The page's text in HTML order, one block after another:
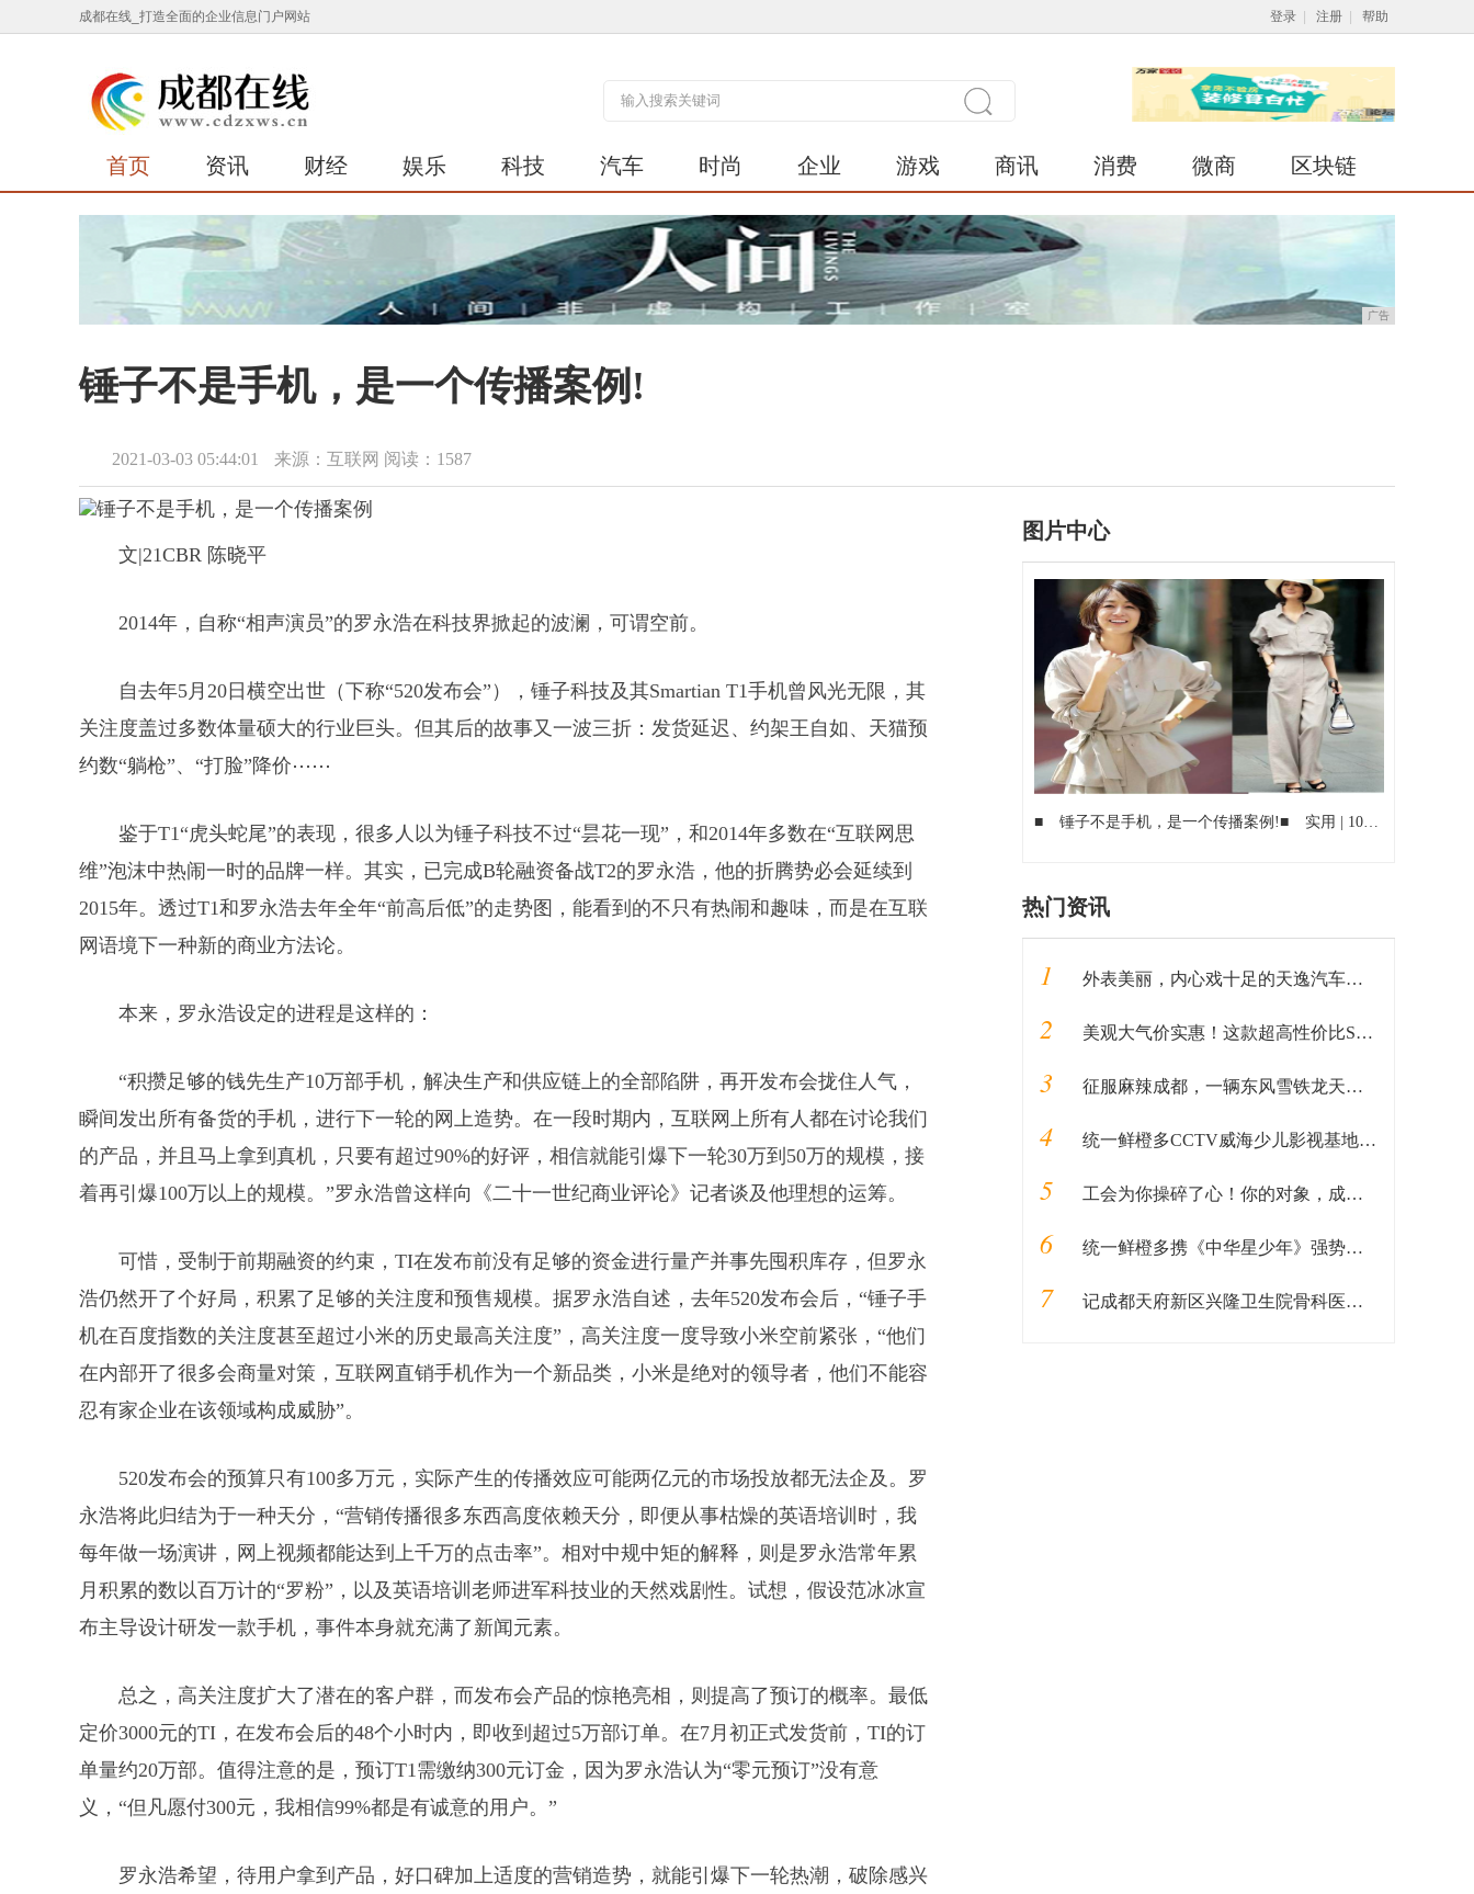
成都在线_打造全面的企业信息门户网站 登录 注册 帮助
首页 资讯 财经 娱乐 科技 汽车 时尚 企业 游戏 商讯 消费 微商 区块链
广告
锤子不是手机，是一个传播案例!
2021-03-03 05:44:01 来源：互联网 阅读：1587
文|21CBR 陈晓平
2014年，自称“相声演员”的罗永浩在科技界掀起的波澜，可谓空前。
自去年5月20日横空出世（下称“520发布会”），锤子科技及其Smartian T1手机曾风光无限，其
关注度盖过多数体量硕大的行业巨头。但其后的故事又一波三折：发货延迟、约架王自如、天猫预
约数“躺枪”、“打脸”降价⋯⋯
鉴于T1“虎头蛇尾”的表现，很多人以为锤子科技不过“昙花一现”，和2014年多数在“互联网思
维”泡沫中热闹一时的品牌一样。其实，已完成B轮融资备战T2的罗永浩，他的折腾势必会延续到
2015年。透过T1和罗永浩去年全年“前高后低”的走势图，能看到的不只有热闹和趣味，而是在互联
网语境下一种新的商业方法论。
本来，罗永浩设定的进程是这样的：
“积攒足够的钱先生产10万部手机，解决生产和供应链上的全部陷阱，再开发布会拢住人气，
瞬间发出所有备货的手机，进行下一轮的网上造势。在一段时期内，互联网上所有人都在讨论我们
的产品，并且马上拿到真机，只要有超过90%的好评，相信就能引爆下一轮30万到50万的规模，接
着再引爆100万以上的规模。”罗永浩曾这样向《二十一世纪商业评论》记者谈及他理想的运筹。
可惜，受制于前期融资的约束，TI在发布前没有足够的资金进行量产并事先囤积库存，但罗永
浩仍然开了个好局，积累了足够的关注度和预售规模。据罗永浩自述，去年520发布会后，“锤子手
机在百度指数的关注度甚至超过小米的历史最高关注度”，高关注度一度导致小米空前紧张，“他们
在内部开了很多会商量对策，互联网直销手机作为一个新品类，小米是绝对的领导者，他们不能容
忍有家企业在该领域构成威胁”。
520发布会的预算只有100多万元，实际产生的传播效应可能两亿元的市场投放都无法企及。罗
永浩将此归结为于一种天分，“营销传播很多东西高度依赖天分，即便从事枯燥的英语培训时，我
每年做一场演讲，网上视频都能达到上千万的点击率”。相对中规中矩的解释，则是罗永浩常年累
月积累的数以百万计的“罗粉”，以及英语培训老师进军科技业的天然戏剧性。试想，假设范冰冰宣
布主导设计研发一款手机，事件本身就充满了新闻元素。
总之，高关注度扩大了潜在的客户群，而发布会产品的惊艳亮相，则提高了预订的概率。最低
定价3000元的TI，在发布会后的48个小时内，即收到超过5万部订单。在7月初正式发货前，TI的订
单量约20万部。值得注意的是，预订T1需缴纳300元订金，因为罗永浩认为“零元预订”没有意
义，“但凡愿付300元，我相信99%都是有诚意的用户。”
罗永浩希望，待用户拿到产品，好口碑加上适度的营销造势，就能引爆下一轮热潮，破除感兴
图片中心
■ 锤子不是手机，是一个传播案例!■ 实用 | 10个小白用户也能搞定的HTML5在线编辑工具!
热门资讯
1 外表美丽，内心戏十足的天逸汽车和“姐姐们”一样，靠实力圈粉
2 美观大气价实惠！这款超高性价比SUV不能错过
3 征服麻辣成都，一辆东风雪铁龙天逸就够了！
4 统一鲜橙多CCTV威海少儿影视基地《中华星少年》火热报名中
5 工会为你操碎了心！你的对象，成都总工会安排了！！！
6 统一鲜橙多携《中华星少年》强势来袭！下一位小明星就是你！
7 记成都天府新区兴隆卫生院骨科医生抗疫先进事迹—刘浩